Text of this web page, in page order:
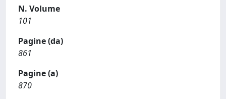
N. Volume
101
Pagine (da)
861
Pagine (a)
870